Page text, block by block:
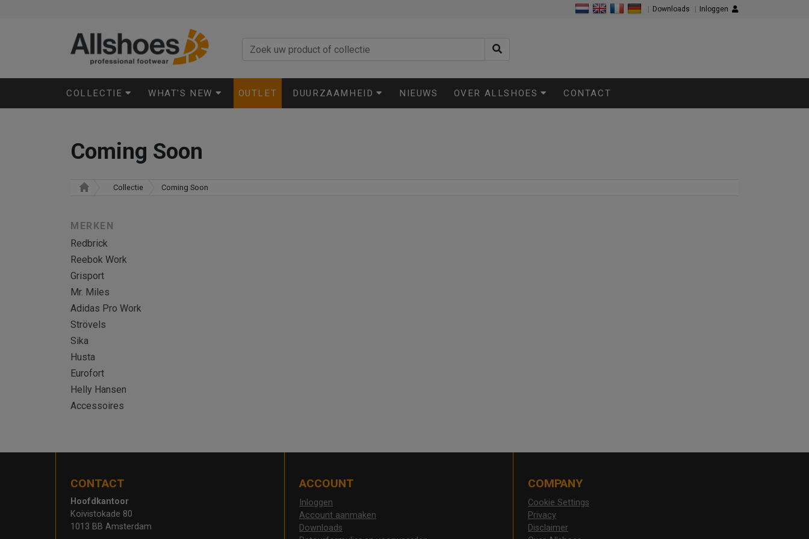
Inloggen
Downloads
COLLECTIE WHAT'S NEW OUTLET DUURZAAMHEID NIEUWS OVER ALLSHOES CONTACT
Coming Soon
Collectie Coming Soon
MERKEN
Redbrick
Reebok Work
Grisport
Mr. Miles
Adidas Pro Work
Strövels
Sika
Husta
Eurofort
Helly Hansen
Accessoires
CONTACT
Hoofdkantoor
Koivistokade 80
1013 BB Amsterdam
ACCOUNT
Inloggen
Account aanmaken
Downloads
COMPANY
Cookie Settings
Privacy
Disclaimer